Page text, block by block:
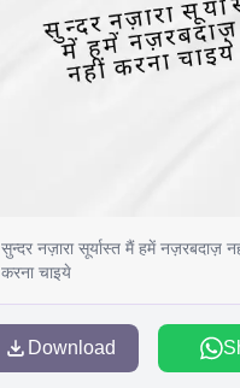
सुन्दर नज़ारा सूर्यास्त मैं हमें नज़रबदाज़
करना चाइये
Download